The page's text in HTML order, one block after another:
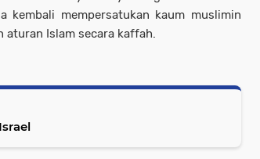
kembali mempersatukan kaum muslimin
aturan Islam secara kaffah.